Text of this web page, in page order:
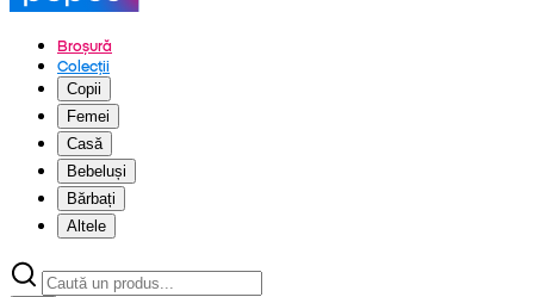
Broșură
Colecții
Copii
Femei
Casă
Bebeluși
Bărbați
Altele